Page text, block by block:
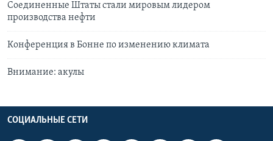
Соединенные Штаты стали мировым лидером
производства нефти
Конференция в Бонне по изменению климата
Внимание: акулы
СОЦИАЛЬНЫЕ СЕТИ